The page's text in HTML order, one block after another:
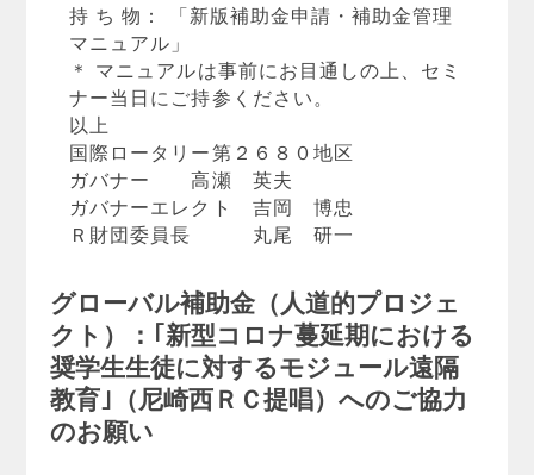
持 ち 物： 「新版補助金申請・補助金管理
マニュアル」
＊ マニュアルは事前にお目通しの上、セミ
ナー当日にご持参ください。
以上
国際ロータリー第２６８０地区
ガバナー 高瀬 英夫
ガバナーエレクト 吉岡 博忠
Ｒ財団委員長 丸尾 研一
グローバル補助金（人道的プロジェ
クト）：｢新型コロナ蔓延期における
奨学生生徒に対するモジュール遠隔
教育｣（尼崎西ＲＣ提唱）へのご協力
のお願い